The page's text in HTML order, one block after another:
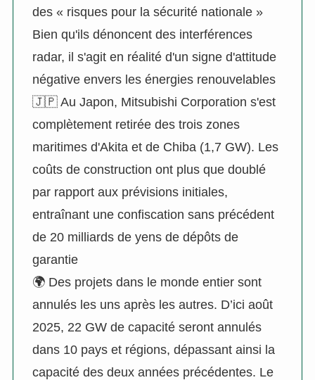
des « risques pour la sécurité nationale »
Bien qu'ils dénoncent des interférences
radar, il s'agit en réalité d'un signe d'attitude
négative envers les énergies renouvelables
🇯🇵 Au Japon, Mitsubishi Corporation s'est
complètement retirée des trois zones
maritimes d'Akita et de Chiba (1,7 GW). Les
coûts de construction ont plus que doublé
par rapport aux prévisions initiales,
entraînant une confiscation sans précédent
de 20 milliards de yens de dépôts de
garantie
🌍 Des projets dans le monde entier sont
annulés les uns après les autres. D’ici août
2025, 22 GW de capacité seront annulés
dans 10 pays et régions, dépassant ainsi la
capacité des deux années précédentes. Le